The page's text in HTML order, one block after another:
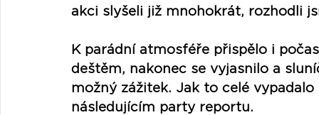
akci slyšeli již mnohokrát, rozhodli
K parádní atmosféře přispělo i
deštěm, nakonec se vyjasnilo a
možný zážitek. Jak to celé
následujícím party reportu.